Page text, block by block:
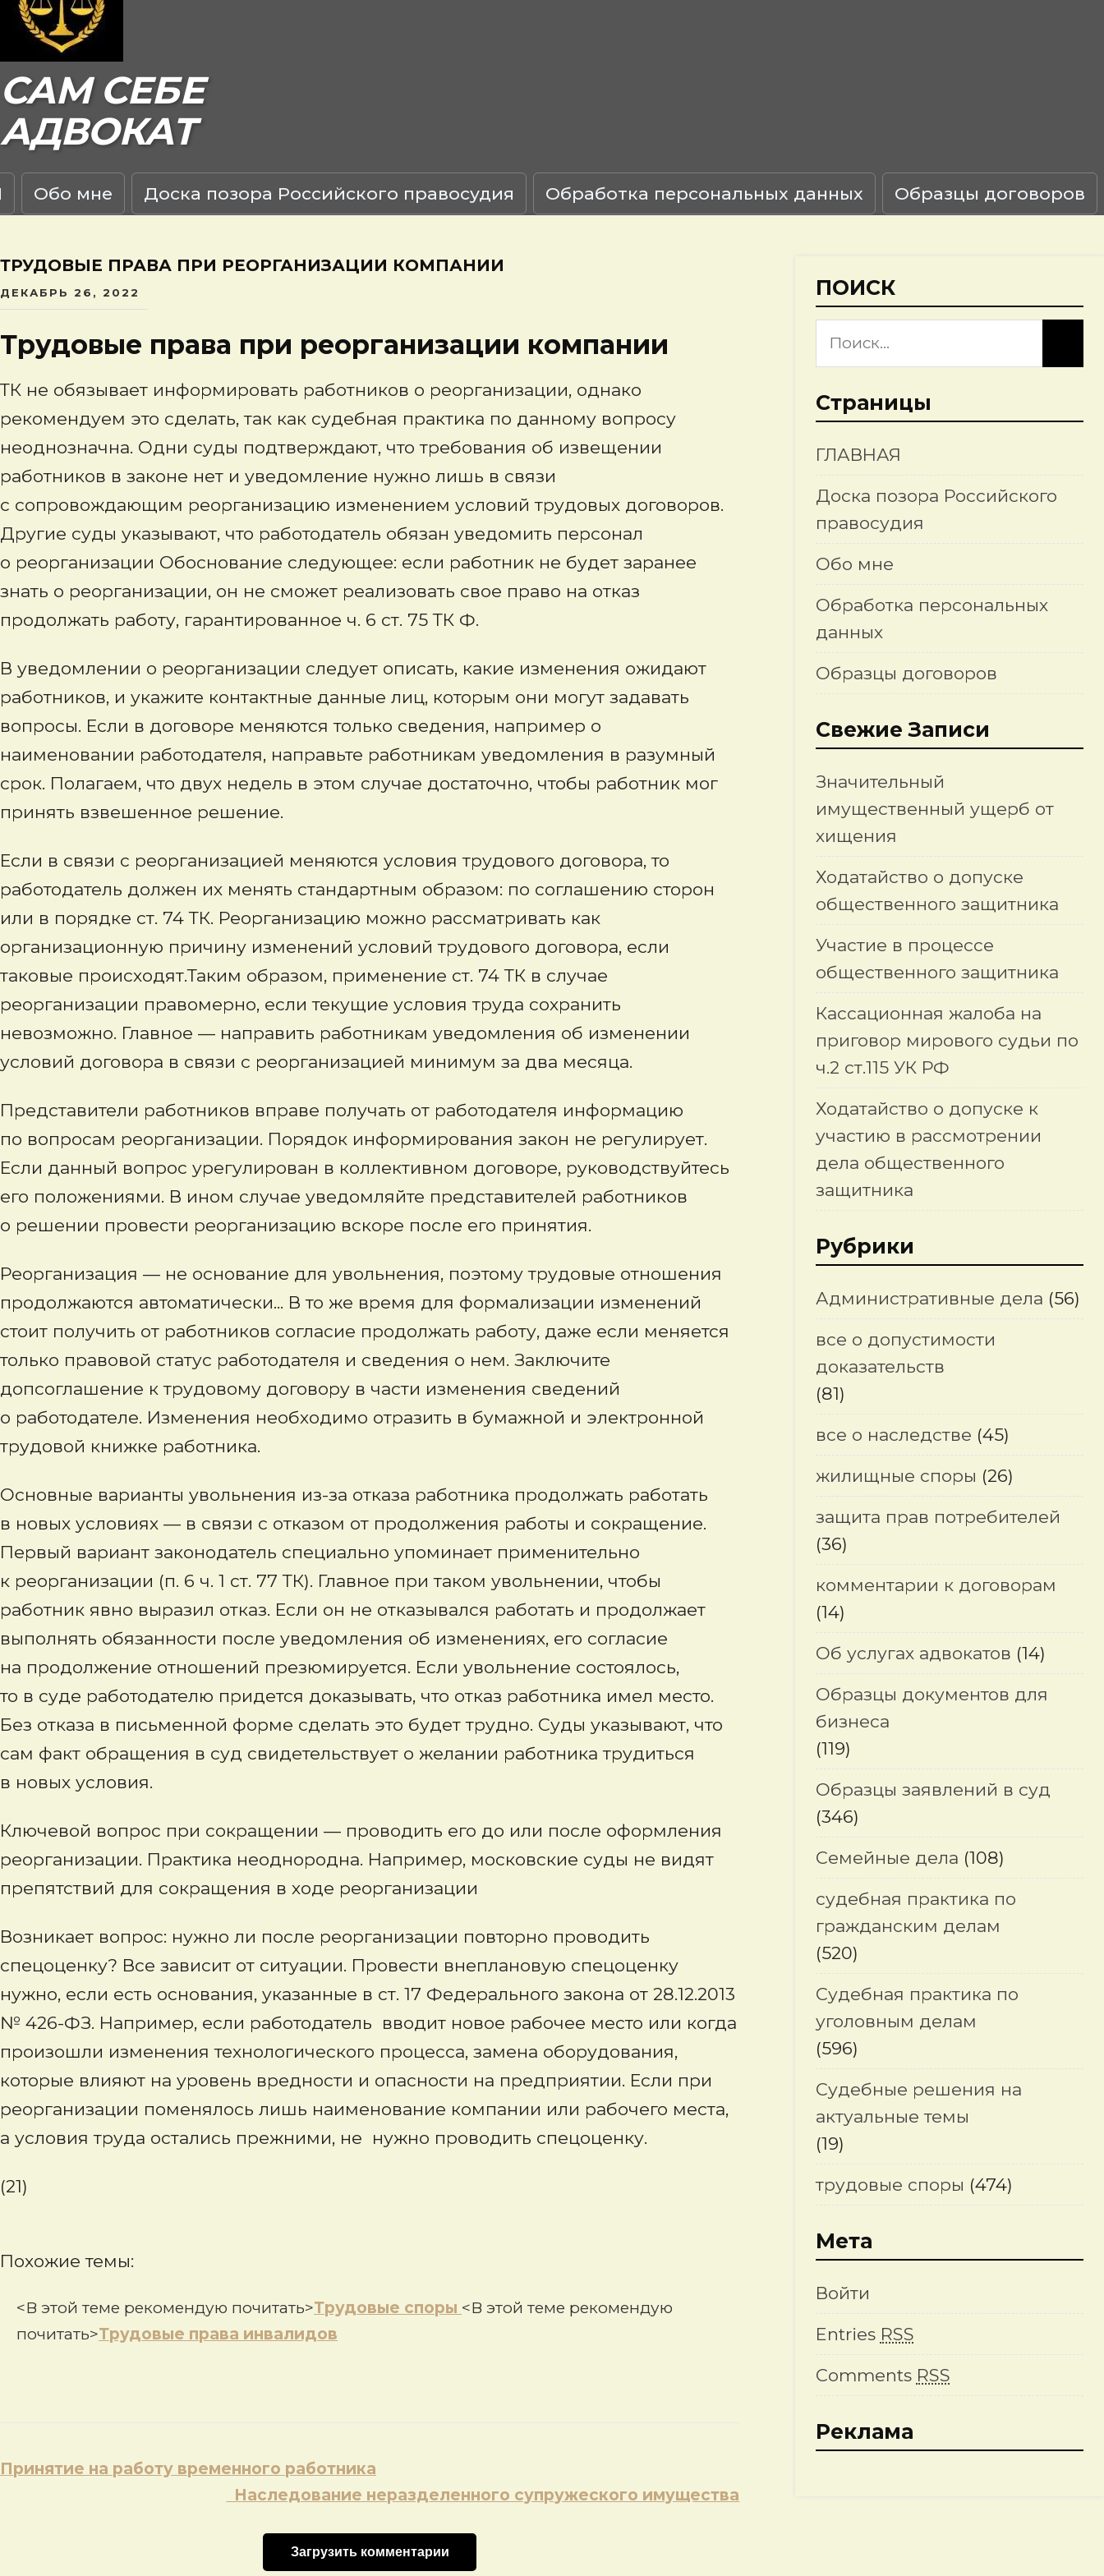
САМ СЕБЕ
АДВОКАТ
Обо мне Доска позора Российского правосудия Обработка персональных данных Образцы договоров
ТРУДОВЫЕ ПРАВА ПРИ РЕОРГАНИЗАЦИИ КОМПАНИИ
ДЕКАБРЬ 26, 2022
Трудовые права при реорганизации компании
ТК не обязывает информировать работников о реорганизации, однако
рекомендуем это сделать, так как судебная практика по данному вопросу
неоднозначна. Одни суды подтверждают, что требования об извещении
работников в законе нет и уведомление нужно лишь в связи
с сопровождающим реорганизацию изменением условий трудовых договоров.
Другие суды указывают, что работодатель обязан уведомить персонал
о реорганизации Обоснование следующее: если работник не будет заранее
знать о реорганизации, он не сможет реализовать свое право на отказ
продолжать работу, гарантированное ч. 6 ст. 75 ТК Ф.
В уведомлении о реорганизации следует описать, какие изменения ожидают
работников, и укажите контактные данные лиц, которым они могут задавать
вопросы. Если в договоре меняются только сведения, например о
наименовании работодателя, направьте работникам уведомления в разумный
срок. Полагаем, что двух недель в этом случае достаточно, чтобы работник мог
принять взвешенное решение.
Если в связи с реорганизацией меняются условия трудового договора, то
работодатель должен их менять стандартным образом: по соглашению сторон
или в порядке ст. 74 ТК. Реорганизацию можно рассматривать как
организационную причину изменений условий трудового договора, если
таковые происходят.Таким образом, применение ст. 74 ТК в случае
реорганизации правомерно, если текущие условия труда сохранить
невозможно. Главное — направить работникам уведомления об изменении
условий договора в связи с реорганизацией минимум за два месяца.
Представители работников вправе получать от работодателя информацию
по вопросам реорганизации. Порядок информирования закон не регулирует.
Если данный вопрос урегулирован в коллективном договоре, руководствуйтесь
его положениями. В ином случае уведомляйте представителей работников
о решении провести реорганизацию вскоре после его принятия.
Реорганизация — не основание для увольнения, поэтому трудовые отношения
продолжаются автоматически... В то же время для формализации изменений
стоит получить от работников согласие продолжать работу, даже если меняется
только правовой статус работодателя и сведения о нем. Заключите
допсоглашение к трудовому договору в части изменения сведений
о работодателе. Изменения необходимо отразить в бумажной и электронной
трудовой книжке работника.
Основные варианты увольнения из-за отказа работника продолжать работать
в новых условиях — в связи с отказом от продолжения работы и сокращение.
Первый вариант законодатель специально упоминает применительно
к реорганизации (п. 6 ч. 1 ст. 77 ТК). Главное при таком увольнении, чтобы
работник явно выразил отказ. Если он не отказывался работать и продолжает
выполнять обязанности после уведомления об изменениях, его согласие
на продолжение отношений презюмируется. Если увольнение состоялось,
то в суде работодателю придется доказывать, что отказ работника имел место.
Без отказа в письменной форме сделать это будет трудно. Суды указывают, что
сам факт обращения в суд свидетельствует о желании работника трудиться
в новых условия.
Ключевой вопрос при сокращении — проводить его до или после оформления
реорганизации. Практика неоднородна. Например, московские суды не видят
препятствий для сокращения в ходе реорганизации
Возникает вопрос: нужно ли после реорганизации повторно проводить
спецоценку? Все зависит от ситуации. Провести внеплановую спецоценку
нужно, если есть основания, указанные в ст. 17 Федерального закона от 28.12.2013
№ 426-ФЗ. Например, если работодатель вводит новое рабочее место или когда
произошли изменения технологического процесса, замена оборудования,
которые влияют на уровень вредности и опасности на предприятии. Если при
реорганизации поменялось лишь наименование компании или рабочего места,
а условия труда остались прежними, не нужно проводить спецоценку.
(21)
Похожие темы:
<В этой теме рекомендую почитать>Трудовые споры <В этой теме рекомендую
почитать>Трудовые права инвалидов
Навигация
Принятие на работу временного работника
Наследование неразделенного супружеского имущества
Загрузить комментарии
ПОИСК
Страницы
ГЛАВНАЯ
Доска позора Российского
правосудия
Обо мне
Обработка персональных
данных
Образцы договоров
Свежие Записи
Значительный
имущественный ущерб от
хищения
Ходатайство о допуске
общественного защитника
Участие в процессе
общественного защитника
Кассационная жалоба на
приговор мирового судьи по
ч.2 ст.115 УК РФ
Ходатайство о допуске к
участию в рассмотрении
дела общественного
защитника
Рубрики
Административные дела (56)
все о допустимости
доказательств
(81)
все о наследстве (45)
жилищные споры (26)
защита прав потребителей
(36)
комментарии к договорам
(14)
Об услугах адвокатов (14)
Образцы документов для
бизнеса
(119)
Образцы заявлений в суд
(346)
Семейные дела (108)
судебная практика по
гражданским делам
(520)
Судебная практика по
уголовным делам
(596)
Судебные решения на
актуальные темы
(19)
трудовые споры (474)
Мета
Войти
Entries RSS
Comments RSS
Реклама